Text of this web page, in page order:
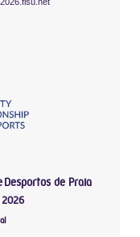
de Praia
2026